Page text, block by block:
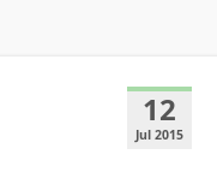
12
Jul 2015